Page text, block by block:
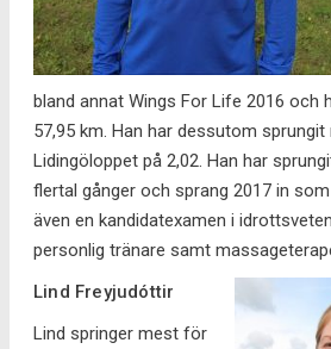
bland annat Wings For Life 2016 och
57,95 km. Han har dessutom
Lidingöloppet på 2,02. Han har
flertal gånger och sprang 2017 in
även en kandidatexamen i
personlig tränare samt
Lind Freyjudóttir
Lind springer mest för